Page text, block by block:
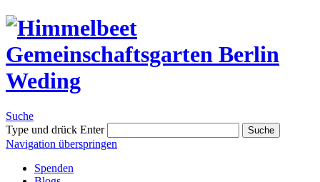
Suche
Type und drück Enter
Suche
Navigation überspringen
Spenden